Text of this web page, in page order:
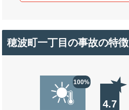
穂波町一丁目の事故の特徴
100%
4.7